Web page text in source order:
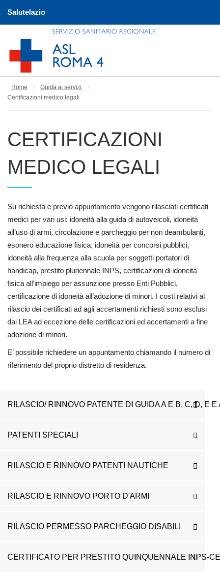
Salutelazio
Home
Guida ai servizi
Certificazioni medico legali
CERTIFICAZIONI
MEDICO LEGALI
Su richiesta e previo appuntamento vengono rilasciati certificati
medici per vari usi: idoneità alla guida di autoveicoli, idoneità
all’uso di armi, circolazione e parcheggio per non deambulanti,
esonero educazione fisica, idoneità per concorsi pubblici,
idoneità alla frequenza alla scuola per soggetti portatori di
handicap, prestito pluriennale INPS, certificazioni di idoneità
fisica all’impiego per assunzione presso Enti Pubblici,
certificazione di idoneità all’adozione di minori. I costi relativi al
rilascio dei certificati ad agli accertamenti richiesti sono esclusi
dai LEA ad eccezione delle certificazioni ed accertamenti a fine
adozione di minori.
E’ possibile richiedere un appuntamento chiamando il numero di
riferimento del proprio distretto di residenza.
RILASCIO/ RINNOVO PATENTE DI GUIDA A E B, C, D, E
PATENTI SPECIALI
RILASCIO E RINNOVO PATENTI NAUTICHE
RILASCIO E RINNOVO PORTO D'ARMI
RILASCIO PERMESSO PARCHEGGIO DISABILI
CERTIFICATO PER PRESTITO QUINQUENNALE INPS-